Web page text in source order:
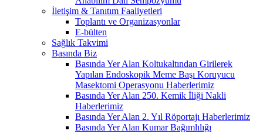
İletişim & Tanıtım Faaliyetleri
Toplantı ve Organizasyonlar
E-bülten
Sağlık Takvimi
Basında Biz
Basında Yer Alan Koltukaltından Girilerek
Yapılan Endoskopik Meme Başı Koruyucu
Masektomi Operasyonu Haberlerimiz
Basında Yer Alan 250. Kemik İliği Nakli
Haberlerimiz
Basında Yer Alan 2. Yıl Röportajı Haberlerimiz
Basında Yer Alan Kumar Bağımlılığı